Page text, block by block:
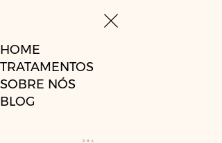
HOME
TRATAMENTOS
SOBRE NÓS
BLOG